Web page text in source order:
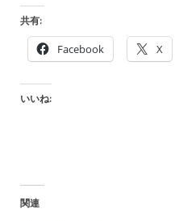
共有:
Facebook X
いいね:
関連